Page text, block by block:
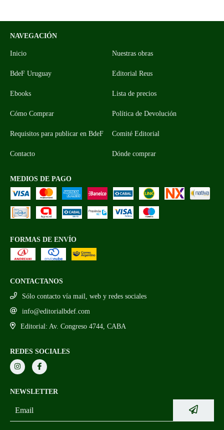
NAVEGACIÓN
Inicio Nuestras obras
BdeF Uruguay Editorial Reus
Ebooks Lista de precios
Cómo Comprar Política de Devolución
Requisitos para publicar en BdeF Comité Editorial
Contacto Dónde comprar
MEDIOS DE PAGO
FORMAS DE ENVÍO
CONTACTANOS
Sólo contacto vía mail, web y redes sociales
info@editorialbdef.com
Editorial: Av. Congreso 4744, CABA
REDES SOCIALES
NEWSLETTER